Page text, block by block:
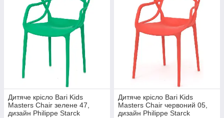
Дитяче крісло Bari Kids
Masters Chair зелене 47,
дизайн Philippe Starck
Дитяче крісло Bari Kids
Masters Chair червоний 05,
дизайн Philippe Starck